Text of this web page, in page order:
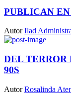
PUBLICAN
AutorIlad
DEL TERROR
90S
AutorRosalinda